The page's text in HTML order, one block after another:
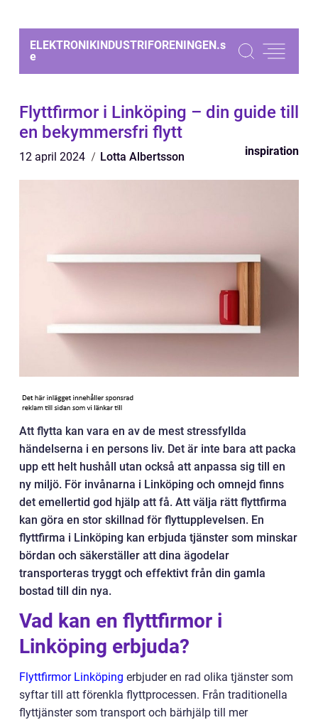
ELEKTRONIKINDUSTRIFORENINGEN.s
e
Flyttfirmor i Linköping – din guide till
en bekymmersfri flytt
12 april 2024 Lotta Albertsson inspiration
Att flytta kan vara en av de mest stressfyllda
händelserna i en persons liv. Det är inte bara att packa
upp ett helt hushåll utan också att anpassa sig till en
ny miljö. För invånarna i Linköping och omnejd finns
det emellertid god hjälp att få. Att välja rätt flyttfirma
kan göra en stor skillnad för flyttupplevelsen. En
flyttfirma i Linköping kan erbjuda tjänster som minskar
bördan och säkerställer att dina ägodelar
transporteras tryggt och effektivt från din gamla
bostad till din nya.
Vad kan en flyttfirmor i
Linköping erbjuda?
Flyttfirmor Linköping erbjuder en rad olika tjänster som
syftar till att förenkla flyttprocessen. Från traditionella
flyttjänster som transport och bärhjälp till mer